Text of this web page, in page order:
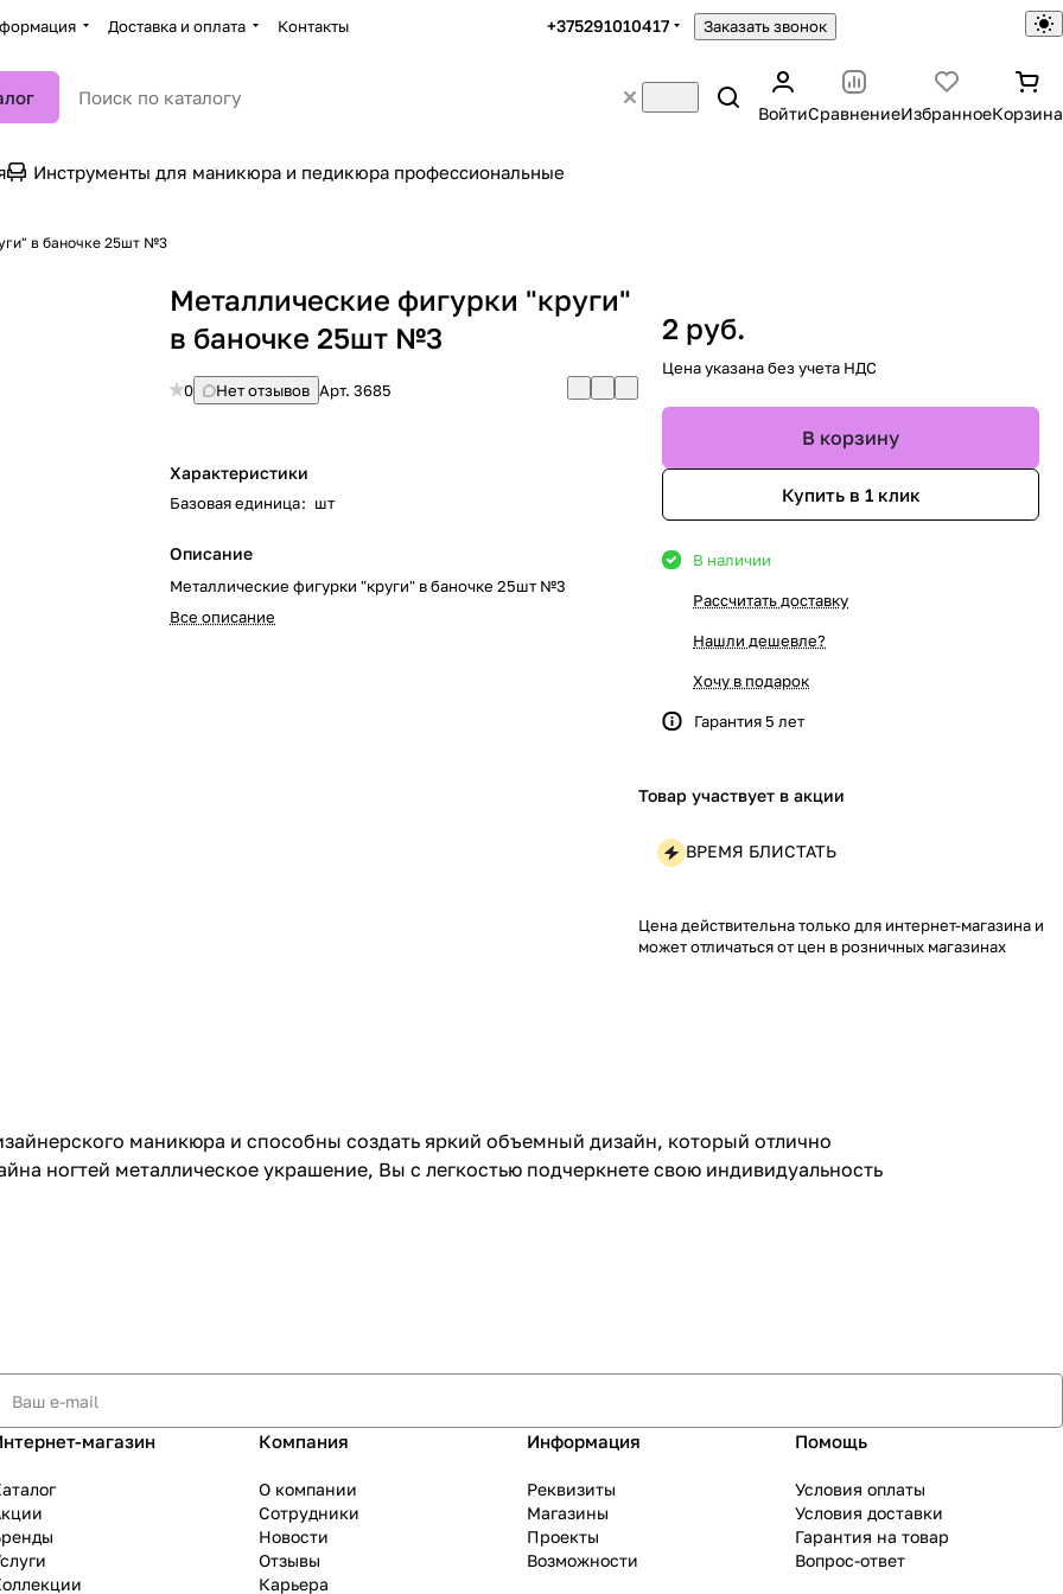
Доставка и оплата Контакты +375291010417 Заказать звонок
ВойтиСравнениеИзбранноеКорзина
Инструменты для маникюра и педикюра профессиональные
в баночке 25шт №3
Металлические фигурки "круги"
в баночке 25шт №3
0 Нет отзывов Арт.3685
Характеристики
Базовая единица: шт
Описание
Металлические фигурки "круги" в баночке 25шт №3
Все описание
2 руб.
Цена указана без учета НДС
В корзину
Купить в 1 клик
В наличии
Рассчитать доставку
Нашли дешевле?
Хочу в подарок
Гарантия 5 лет
Товар участвует в акции
ВРЕМЯ БЛИСТАТЬ
Цена действительна только для интернет-магазина и
может отличаться от цен в розничных магазинах
маникюра и способны создать яркий объемный дизайн, который отлично
ногтей металлическое украшение, Вы с легкостью подчеркнете свою индивидуальность
магазин Компания
О компании
Сотрудники
Новости
Отзывы
Карьера
Информация
Реквизиты
Магазины
Проекты
Возможности
Помощь
Условия оплаты
Условия доставки
Гарантия на товар
Вопрос-ответ